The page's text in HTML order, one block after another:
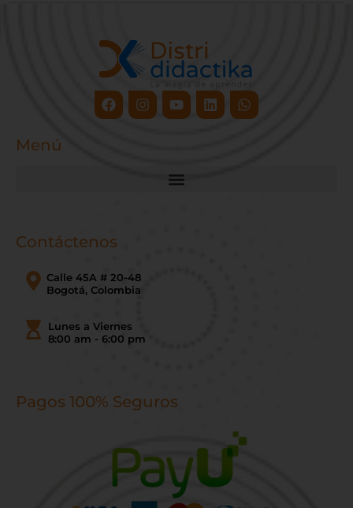
FacebookInstagram
YoutubeLinkedinWhatsapp
Menú
Contáctenos
Calle 45A # 20-48
Bogotá, Colombia
Lunes a Viernes
8:00 am - 6:00 pm
Pagos 100% Seguros